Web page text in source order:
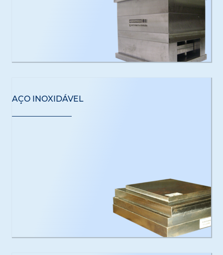
AÇO INOXIDÁVEL